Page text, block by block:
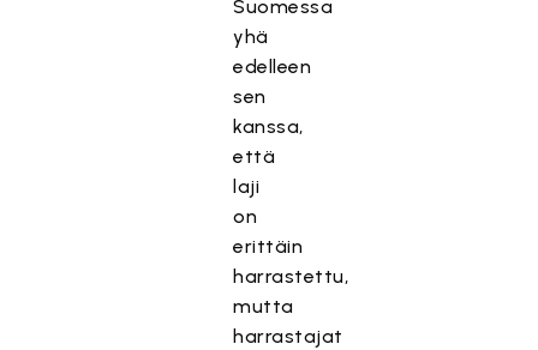
Suomessa
yhä
edelleen
sen
kanssa,
että
laji
on
erittäin
harrastettu,
mutta
harrastajat